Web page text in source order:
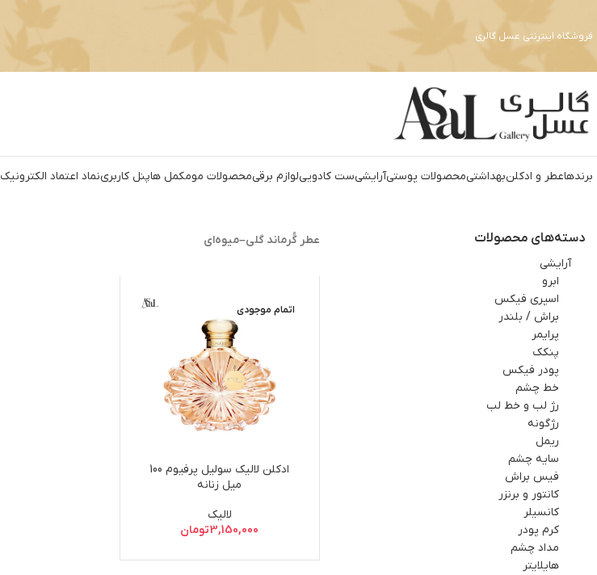
فروشگاه اینترنتی عسل گالری
برندهاعطر و ادکلنبهداشتيمحصولات پوستیآرايشيست کادوييلوازم برقيمحصولات مومکمل هاپنل کاربرینماد اعتماد الکترونیک
دسته‌های محصولات
آرايشي
ابرو
اسپري فيکس
براش / بلندر
پرایمر
پنکک
پودر فیکس
خط چشم
رژ لب و خط لب
رژگونه
ریمل
سایه چشم
فيس براش
کانتور و برنزر
کانسیلر
کرم پودر
مداد چشم
هایلایتر
عطر گُرماند گلی–میوه‌ای
اتمام موجودی
ادکلن لالیک سولیل پرفیوم 100
میل زنانه
لالیک
3,150,000تومان